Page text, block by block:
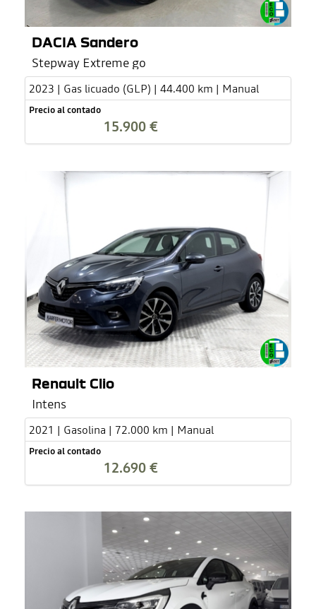
DACIA Sandero
Stepway Extreme go
2023 | Gas licuado (GLP) | 44.400 km | Manual
Precio al contado
15.900 €
Renault Clio
Intens
2021 | Gasolina | 72.000 km | Manual
Precio al contado
12.690 €